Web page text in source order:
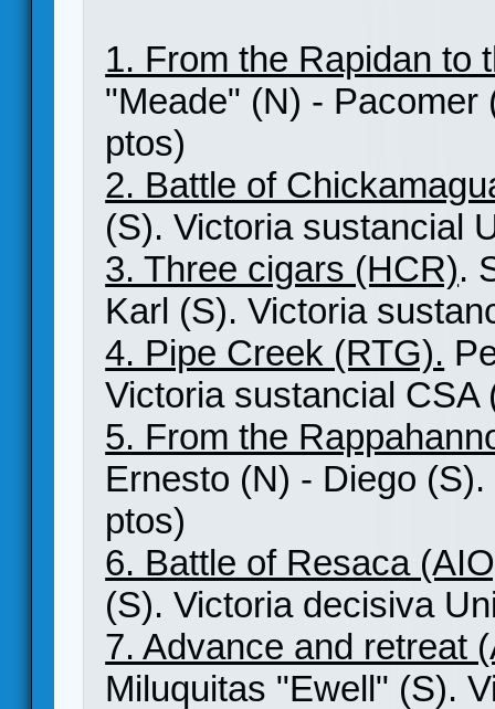
1. From the Rapidan to
"Meade" (N) - Pacomer
ptos)
2. Battle of
(S). Victoria sustancial
3. Three cigars (HCR).
Karl (S). Victoria
4. Pipe Creek (RTG).
Victoria sustancial CSA
5. From the
Ernesto (N) - Diego
ptos)
6. Battle of Resaca
(S). Victoria decisiva
7. Advance and retreat
Miluquitas "Ewell" (S).